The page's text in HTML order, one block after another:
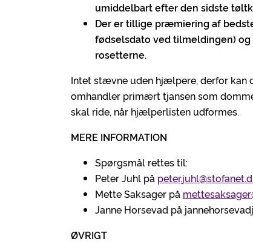
umiddelbart efter den sidste
Der er tillige præmiering af
fødselsdato ved tilmeldingen)
rosetterne.
Intet stævne uden hjælpere, derfor kan
omhandler primært tjansen som
skal ride, når hjælperlisten udformes.
MERE INFORMATION
Spørgsmål rettes til:
Peter Juhl på
Mette Saksager på
Janne Horsevad på
ØVRIGT